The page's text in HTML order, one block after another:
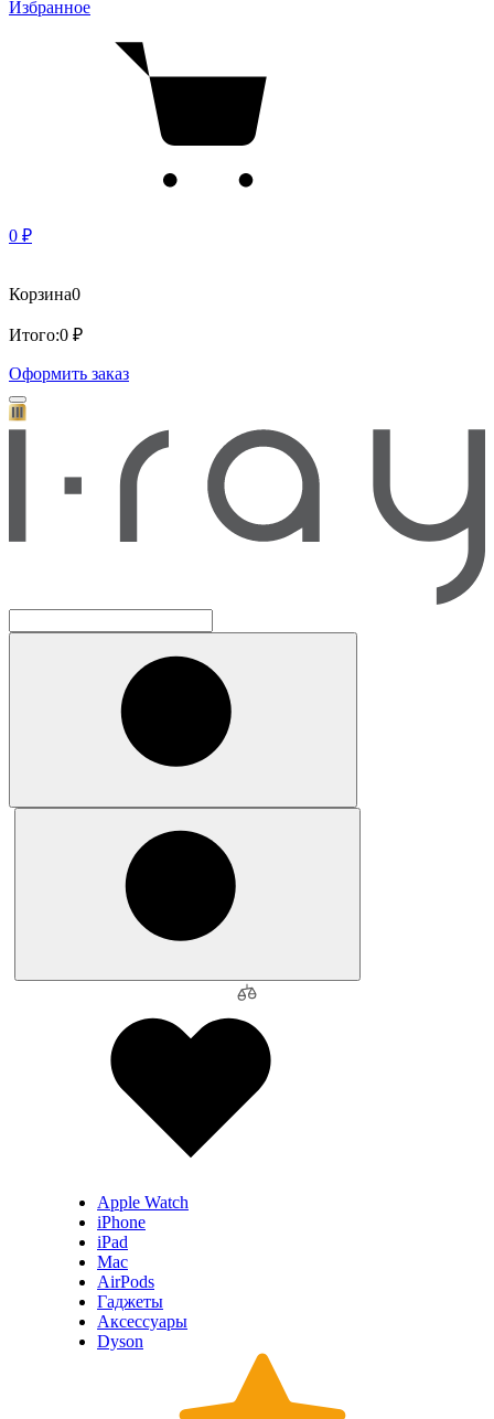
Избранное
0 ₽
Корзина0
Итого:0 ₽
Оформить заказ
Apple Watch
iPhone
iPad
Mac
AirPods
Гаджеты
Аксессуары
Dyson